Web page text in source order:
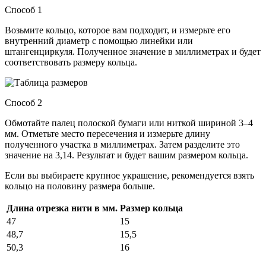
Способ 1
Возьмите кольцо, которое вам подходит, и измерьте его
внутренний диаметр с помощью линейки или
штангенциркуля. Полученное значение в миллиметрах и будет
соответствовать размеру кольца.
Способ 2
Обмотайте палец полоской бумаги или ниткой шириной 3–4
мм. Отметьте место пересечения и измерьте длину
полученного участка в миллиметрах. Затем разделите это
значение на 3,14. Результат и будет вашим размером кольца.
Если вы выбираете крупное украшение, рекомендуется взять
кольцо на половину размера больше.
Длина отрезка нити в мм. Размер кольца
47
15
48,7
15,5
50,3
16